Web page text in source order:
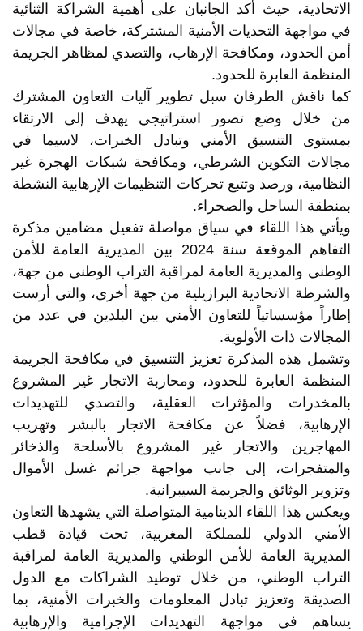
الاتحادية، حيث أكد الجانبان على أهمية الشراكة الثنائية
في مواجهة التحديات الأمنية المشتركة، خاصة في مجالات
أمن الحدود، ومكافحة الإرهاب، والتصدي لمظاهر الجريمة
المنظمة العابرة للحدود.
كما ناقش الطرفان سبل تطوير آليات التعاون المشترك
من خلال وضع تصور استراتيجي يهدف إلى الارتقاء
بمستوى التنسيق الأمني وتبادل الخبرات، لاسيما في
مجالات التكوين الشرطي، ومكافحة شبكات الهجرة غير
النظامية، ورصد وتتبع تحركات التنظيمات الإرهابية النشطة
بمنطقة الساحل والصحراء.
ويأتي هذا اللقاء في سياق مواصلة تفعيل مضامين مذكرة
التفاهم الموقعة سنة 2024 بين المديرية العامة للأمن
الوطني والمديرية العامة لمراقبة التراب الوطني من جهة،
والشرطة الاتحادية البرازيلية من جهة أخرى، والتي أرست
إطاراً مؤسساتياً للتعاون الأمني بين البلدين في عدد من
المجالات ذات الأولوية.
وتشمل هذه المذكرة تعزيز التنسيق في مكافحة الجريمة
المنظمة العابرة للحدود، ومحاربة الاتجار غير المشروع
بالمخدرات والمؤثرات العقلية، والتصدي للتهديدات
الإرهابية، فضلاً عن مكافحة الاتجار بالبشر وتهريب
المهاجرين والاتجار غير المشروع بالأسلحة والذخائر
والمتفجرات، إلى جانب مواجهة جرائم غسل الأموال
وتزوير الوثائق والجريمة السيبرانية.
ويعكس هذا اللقاء الدينامية المتواصلة التي يشهدها التعاون
الأمني الدولي للمملكة المغربية، تحت قيادة قطب
المديرية العامة للأمن الوطني والمديرية العامة لمراقبة
التراب الوطني، من خلال توطيد الشراكات مع الدول
الصديقة وتعزيز تبادل المعلومات والخبرات الأمنية، بما
يساهم في مواجهة التهديدات الإجرامية والإرهابية